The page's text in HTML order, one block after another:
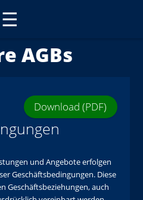
☰
AGBs
Download (PDF)
und Angebote erfolgen
Geschäftsbedingungen. Diese
Geschäftsbeziehungen, auch